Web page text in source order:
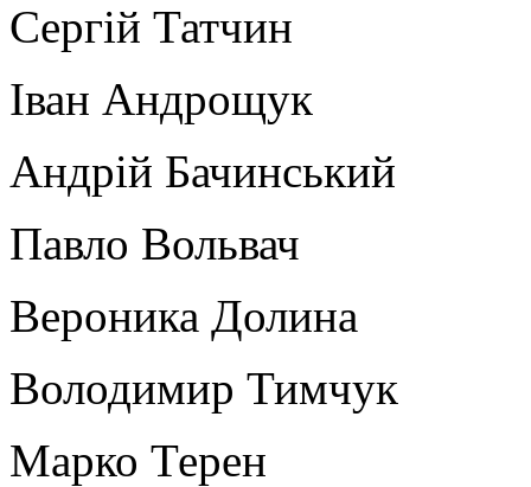
Сергій Татчин
Іван Андрощук
Андрій Бачинський
Павло Вольвач
Вероника Долина
Володимир Тимчук
Марко Терен